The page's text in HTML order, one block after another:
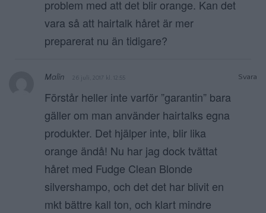
problem med att det blir orange. Kan det
vara så att hairtalk håret är mer
preparerat nu än tidigare?
Svara
Malin 26 juli, 2017 kl. 12:55
Förstår heller inte varför ”garantin” bara
gäller om man använder hairtalks egna
produkter. Det hjälper inte, blir lika
orange ändå! Nu har jag dock tvättat
håret med Fudge Clean Blonde
silvershampo, och det det har blivit en
mkt bättre kall ton, och klart mindre